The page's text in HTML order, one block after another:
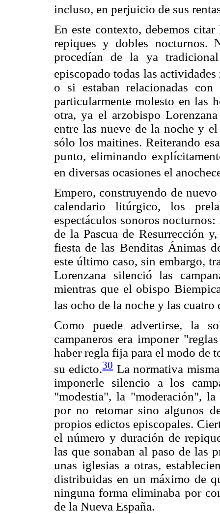
incluso, en perjuicio de sus
En este contexto, debemos
repiques y dobles nocturnos.
procedían de la ya
episcopado todas las
o si estaban relacionadas
particularmente molesto en las
otra, ya el arzobispo
entre las nueve de la noche y
sólo los maitines. Reiterando
punto, eliminando
en diversas ocasiones el
Empero, construyendo de
calendario litúrgico, los
espectáculos sonoros
de la Pascua de Resurrección
fiesta de las Benditas Ánimas
este último caso, sin embargo,
Lorenzana silenció las
mientras que el obispo
las ocho de la noche y las cuatro
Como puede advertirse, la
campaneros era imponer
haber regla fija para el modo de
su edicto.30La normativa misma
imponerle silencio a los
"modestia", la "moderación",
por no retomar sino algunos
propios edictos episcopales.
el número y duración de
las que sonaban al paso de las
unas iglesias a otras,
distribuidas en un máximo de
ninguna forma eliminaba por
de la Nueva España.